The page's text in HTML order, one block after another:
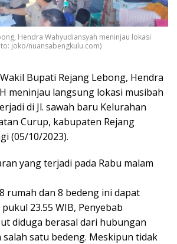
Hendra Wahyudiansyah meninjau lokasi
joko/nuansabengkulu.com)
Wakil Bupati Rejang Lebong, Hendra
meninjau langsung lokasi musibah
di Jl. sawah baru Kelurahan
Curup, kabupaten Rejang
(05/10/2023).
yang terjadi pada Rabu malam
rumah dan 8 bedeng ini dapat
23.55 WIB, Penyebab
diduga berasal dari hubungan
salah satu bedeng. Meskipun tidak